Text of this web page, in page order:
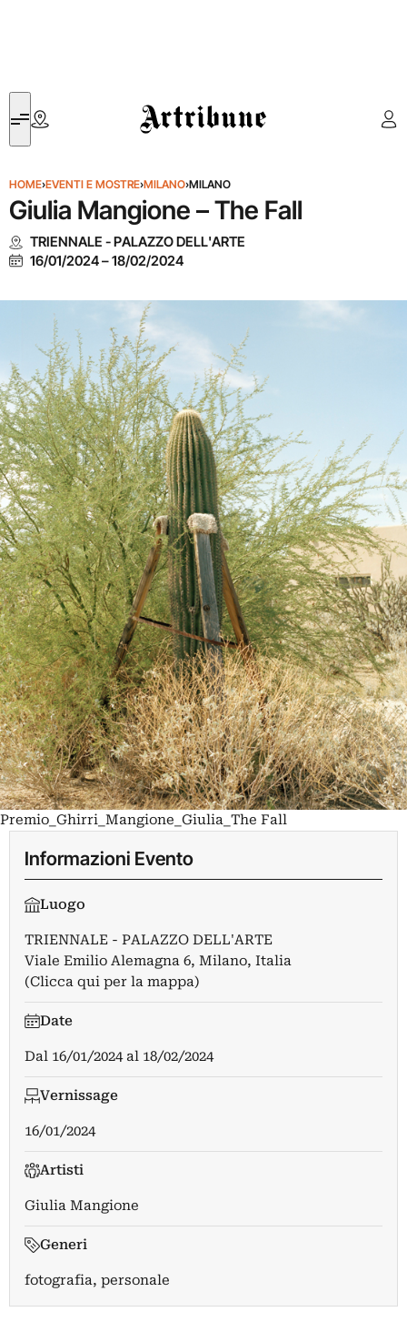
Artribune
HOME›EVENTI E MOSTRE›MILANO›MILANO
Giulia Mangione – The Fall
TRIENNALE - PALAZZO DELL'ARTE
16/01/2024–18/02/2024
Premio_Ghirri_Mangione_Giulia_The Fall
Informazioni Evento
Luogo
TRIENNALE - PALAZZO DELL'ARTE
Viale Emilio Alemagna 6, Milano, Italia
(Clicca qui per la mappa)
Date
Dal 16/01/2024al 18/02/2024
Vernissage
16/01/2024
Artisti
Giulia Mangione
Generi
fotografia, personale